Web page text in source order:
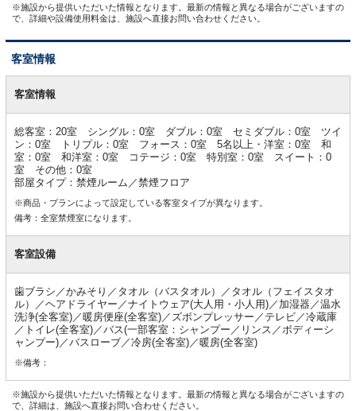
※施設から提供いただいた情報となります。最新の情報と異なる場合がございますの
で、詳細や設備使用料金は、施設へ直接お問い合わせください。
客室情報
室客室情報
総客室：20室 シングル：0室 ダブル：0室 セミダブル：0室 ツイ
ン：0室 トリプル：0室 フォース：0室 5名以上・洋室：0室 和
室：0室 和洋室：0室 コテージ：0室 特別室：0室 スイート：0
室 その他：0室
部屋タイプ：禁煙ルーム／禁煙フロア
※商品・プランによって設定している客室タイプが異なります。
備考：全室禁煙室になります。
客室設備
歯ブラシ／かみそり／タオル（バスタオル）／タオル（フェイスタオ
ル）／ヘアドライヤー／ナイトウェア(大人用・小人用)／加湿器／温水
洗浄(全客室)／暖房便座(全客室)／ズボンプレッサー／テレビ／冷蔵庫
／トイレ(全客室)／バス(一部客室：シャンプー／リンス／ボディーシ
ャンプー)／バスローブ／冷房(全客室)／暖房(全客室)
※備考：
※施設から提供いただいた情報となります。最新の情報と異なる場合がございますの
で、詳細は、施設へ直接お問い合わせください。